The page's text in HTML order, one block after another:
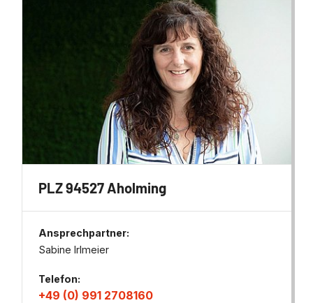
PLZ 94527 Aholming
Ansprechpartner:
Sabine Irlmeier
Telefon:
+49 (0) 991 2708160